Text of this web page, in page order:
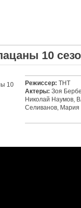
10
Режиссер: ТНТ
Актеры: Зоя
Николай Наумов,
Селиванов, Мария